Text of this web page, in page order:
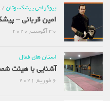
بیوگرافی پیشکسوتان/
امین قربانی –
30 آگوست, 2020
استان های فعال
آشنایی با هیئت
6 فوریه, 2021